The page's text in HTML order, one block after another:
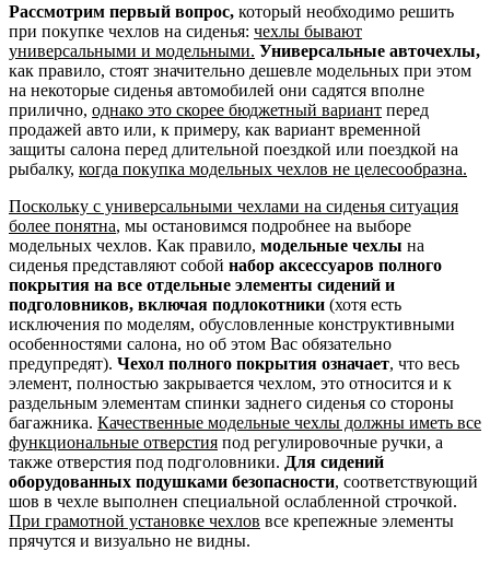
Рассмотрим первый вопрос, который необходимо решить
при покупке чехлов на сиденья: чехлы бывают
универсальными и модельными. Универсальные авточехлы,
как правило, стоят значительно дешевле модельных при этом
на некоторые сиденья автомобилей они садятся вполне
прилично, однако это скорее бюджетный вариант перед
продажей авто или, к примеру, как вариант временной
защиты салона перед длительной поездкой или поездкой на
рыбалку, когда покупка модельных чехлов не целесообразна.
Поскольку с универсальными чехлами на сиденья ситуация
более понятна, мы остановимся подробнее на выборе
модельных чехлов. Как правило, модельные чехлы на
сиденья представляют собой набор аксессуаров полного
покрытия на все отдельные элементы сидений и
подголовников, включая подлокотники (хотя есть
исключения по моделям, обусловленные конструктивными
особенностями салона, но об этом Вас обязательно
предупредят). Чехол полного покрытия означает, что весь
элемент, полностью закрывается чехлом, это относится и к
раздельным элементам спинки заднего сиденья со стороны
багажника. Качественные модельные чехлы должны иметь все
функциональные отверстия под регулировочные ручки, а
также отверстия под подголовники. Для сидений
оборудованных подушками безопасности, соответствующий
шов в чехле выполнен специальной ослабленной строчкой.
При грамотной установке чехлов все крепежные элементы
прячутся и визуально не видны.